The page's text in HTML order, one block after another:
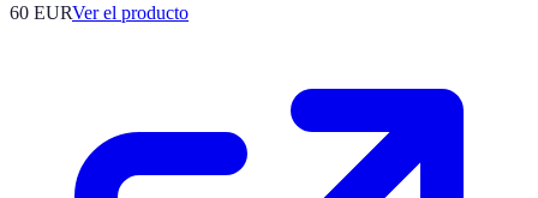
60 EURVer el producto